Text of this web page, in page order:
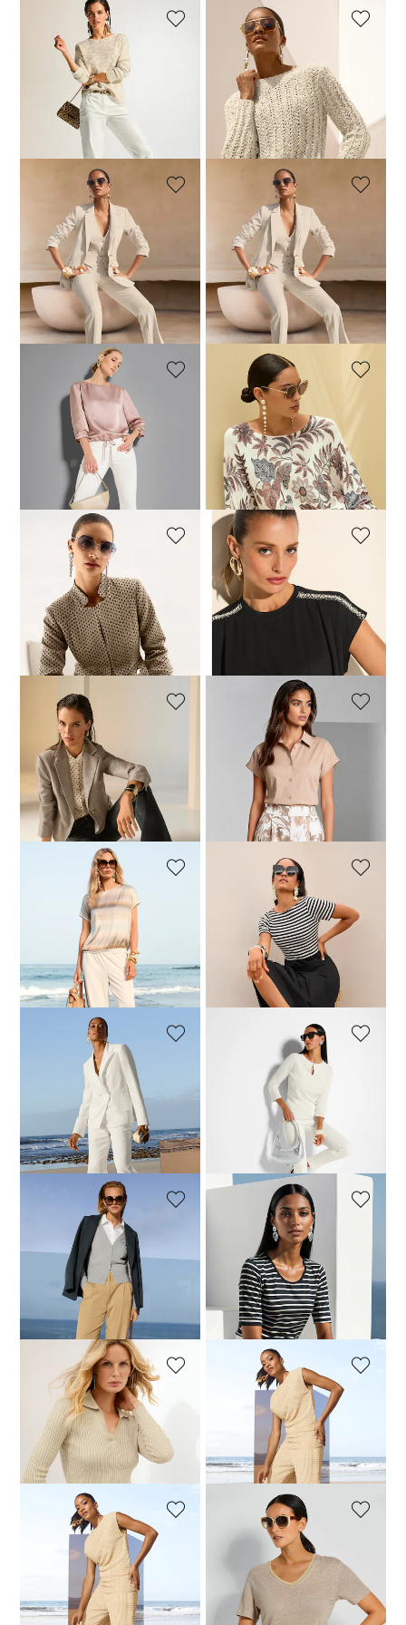
MADELEINE
139,95 €
MADELEINE
119,95 €199,95 €
30-Tage-Bestpreis**: 139,95 €
(-14%)
MADELEINE
Langer Jersey-Blazer
99,95 € 199,95 €
+1 Farbe
30-Tage-Bestpreis**: 189,95 €
(-47%)
MADELEINE
Elegante Jersey-Weste
59,95 €99,95 €
+1 Farbe
30-Tage-Bestpreis**: 89,95 €
MADELEINE
Schlanke Jeans mit Fransensaum
89,95 €
+6 Farbe
30-Tage-Bestpreis**: 59,95 €
MADELEINE
Feinstrick-Pullover mit Alloverprint
99,95 €169,95 €
30-Tage-Bestpreis**: 119,95 €
(-16%)
MADELEINE
99,95 €189,95 €
30-Tage-Bestpreis**: 189,95 €
(-47%)
MADELEINE
Shirt mit Dekorband an der Schulter
39,95 €79,95 €
30-Tage-Bestpreis**: 59,95 € (-33%)
MADELEINE
Einreiher mit Leinenanteil
99,95 €
269,95 €
30-Tage-Bestpreis**: 259,95 €
(-61%)
MADELEINE
99,95 €
MADELEINE
Edles Shirt mit Farbverlauf-Design
119,95 €
30-Tage-Bestpreis**: 79,95 € (-12%)
Streifenkleid im Materialmix
149,95 €
30-Tage-Bestpreis**: 119,95 €
229,95 €
30-Tage-Bestpreis**: 149,95 €
(-26%)
MADELEINE
149,95 €
30-Tage-Bestpreis**: 59,95 €
MADELEINE
249,95 €
30-Tage-Bestpreis**: 149,95 €
(-36%)
MADELEINE
39,95 €69,95 €
30-Tage-Bestpreis**: 69,95 €
MADELEINE
Rippstrick-Pullover mit Polokragen
34,95 €129,95 €
30-Tage-Bestpreis**: 49,95 €
MADELEINE
89,95 €
30-Tage-Bestpreis**: 69,95 € (-50%)
MADELEINE
Weite Hose im Ajour-Look
119,95 €
30-Tage-Bestpreis**: 79,95 € (-25%)
Leinenshirt
89,95 €
30-Tage-Bestpreis**: 69,95 € (-28%)